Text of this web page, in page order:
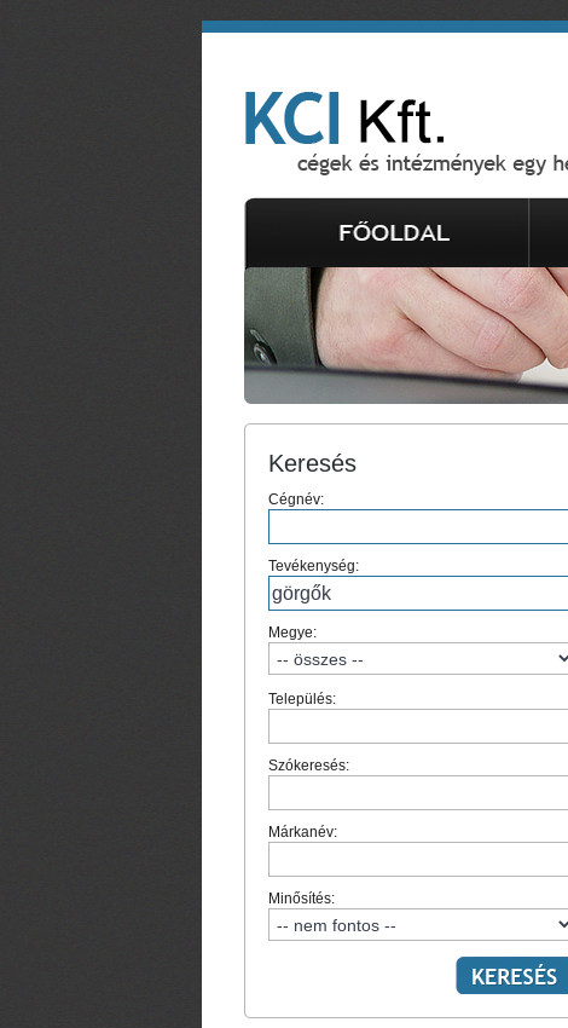
Keresés
Cégnév:
Tevékenység:
Megye:
Település:
Szókeresés:
Márkanév:
Minősítés: